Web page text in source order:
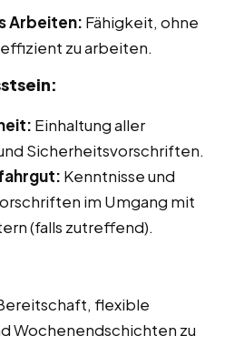
Arbeiten: Fähigkeit, ohne
zu arbeiten.
Einhaltung aller
Sicherheitsvorschriften.
Kenntnisse und
im Umgang mit
(falls zutreffend).
flexible
Wochenendschichten zu